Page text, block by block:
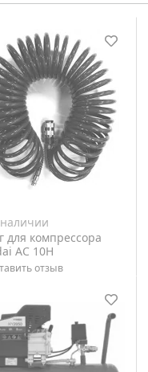
для компрессора
AC 10H
отзыв
давление: 40
резьба: 1/4 дюйм
резьба: 1/4